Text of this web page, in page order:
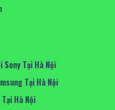
Sony Tại Hà Nội
Tại Hà Nội
Hà Nội